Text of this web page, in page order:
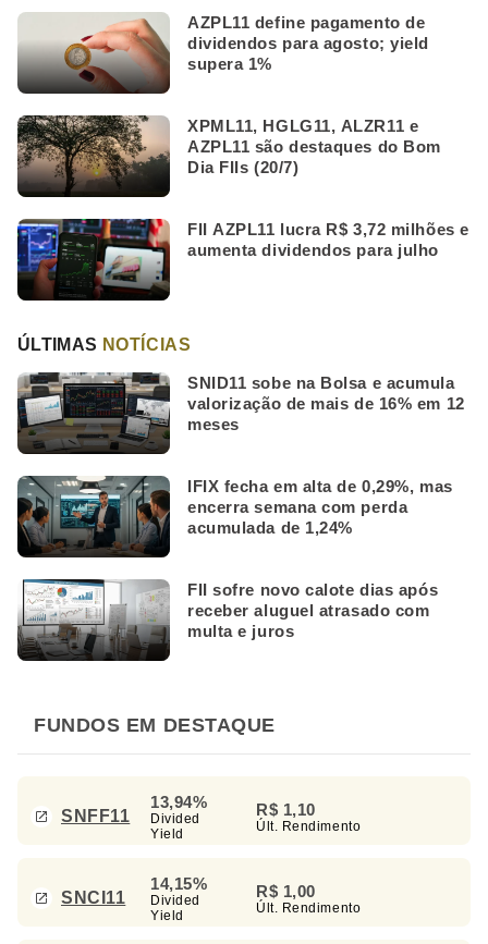
AZPL11 define pagamento de
dividendos para agosto; yield
supera 1%
XPML11, HGLG11, ALZR11 e
AZPL11 são destaques do Bom
Dia FIIs (20/7)
FII AZPL11 lucra R$ 3,72 milhões e
aumenta dividendos para julho
ÚLTIMAS NOTÍCIAS
SNID11 sobe na Bolsa e acumula
valorização de mais de 16% em 12
meses
IFIX fecha em alta de 0,29%, mas
encerra semana com perda
acumulada de 1,24%
FII sofre novo calote dias após
receber aluguel atrasado com
multa e juros
FUNDOS EM DESTAQUE
SNFF11
13,94%
Divided
Yield
R$ 1,10
Últ. Rendimento
SNCI11
14,15%
Divided
Yield
R$ 1,00
Últ. Rendimento